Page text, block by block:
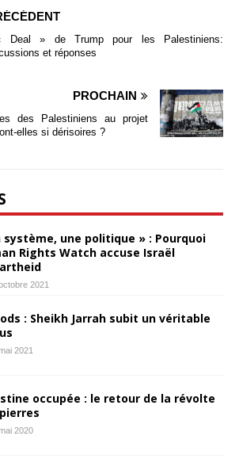
Deal » de Trump pour les Palestiniens:
et réponses
PROCHAIN
des Palestiniens au projet
elles si dérisoires ?
système, une politique » : Pourquoi
Rights Watch accuse Israël
2021
: Sheikh Jarrah subit un véritable
2021
occupée : le retour de la révolte
2020